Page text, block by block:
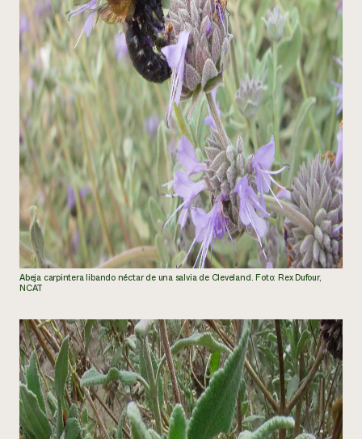
Abeja carpintera libando néctar de una salvia de Cleveland. Foto: Rex Dufour,
NCAT